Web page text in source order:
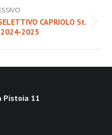
Prossimo
post:
CAPRIOLO St.
2025
Pistoia 11